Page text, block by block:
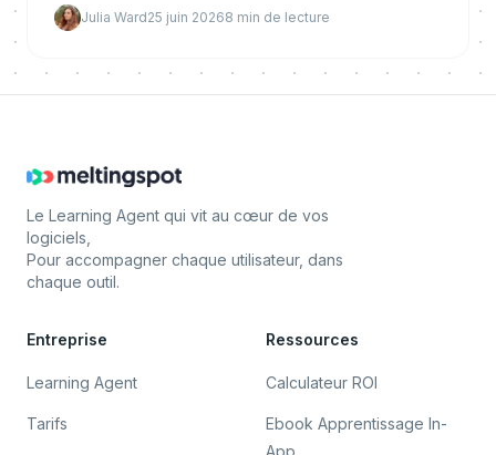
priorisé pour l'IA proactive.
Julia Ward25 juin 20268 min de lecture
Le Learning Agent qui vit au cœur de vos
logiciels,
Pour accompagner chaque utilisateur, dans
chaque outil.
Entreprise
Learning Agent
Tarifs
Ressources
Calculateur ROI
Ebook Apprentissage In-